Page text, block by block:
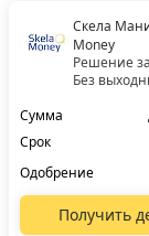
Скела
Money
Решение
Без
Сумма
Срок
Одобрение
Получить